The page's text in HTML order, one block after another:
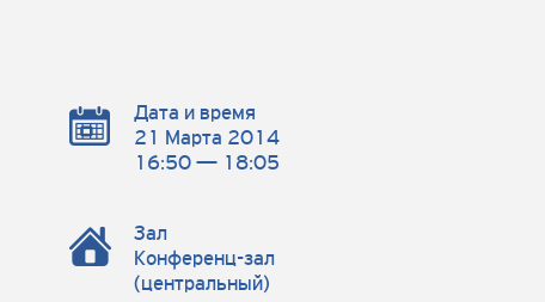
Дата и время
21 Марта 2014
16:50 — 18:05
Зал
Конференц-зал
(центральный)